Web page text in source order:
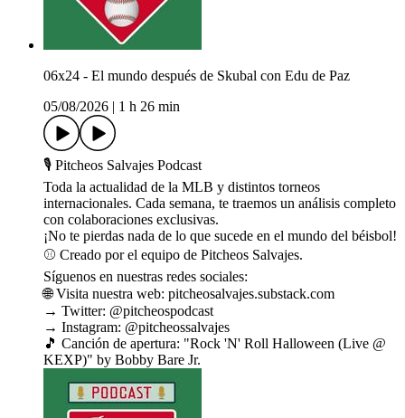
06x24 - El mundo después de Skubal con Edu de Paz
05/08/2026
1 h 26 min
🎙 Pitcheos Salvajes Podcast
Toda la actualidad de la MLB y distintos torneos
internacionales. Cada semana, te traemos un análisis completo
con colaboraciones exclusivas.
¡No te pierdas nada de lo que sucede en el mundo del béisbol!
⚾ Creado por el equipo de Pitcheos Salvajes.
Síguenos en nuestras redes sociales:
🌐 Visita nuestra web: pitcheosalvajes.substack.com
→ Twitter: @pitcheospodcast
→ Instagram: @pitcheossalvajes
🎵 Canción de apertura: "Rock 'N' Roll Halloween (Live @
KEXP)" by Bobby Bare Jr.